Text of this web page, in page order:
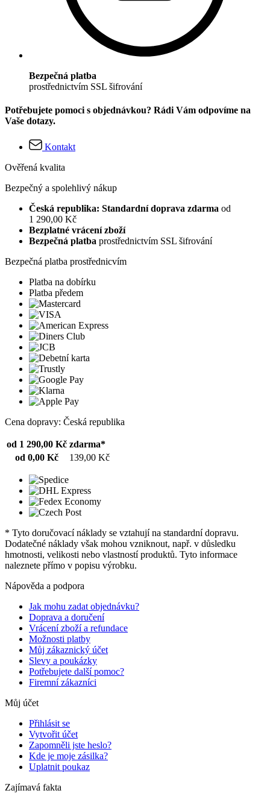
Bezpečná platba
prostřednictvím SSL šifrování
Potřebujete pomoci s objednávkou? Rádi Vám odpovíme na
Vaše dotazy.
Kontakt
Ověřená kvalita
Bezpečný a spolehlivý nákup
Česká republika: Standardní doprava zdarma od
1 290,00 Kč
Bezplatné vrácení zboží
Bezpečná platba prostřednictvím SSL šifrování
Bezpečná platba prostřednicvím
Platba na dobírku
Platba předem
Cena dopravy: Česká republika
od 1 290,00 Kč zdarma*
od 0,00 Kč
139,00 Kč
* Tyto doručovací náklady se vztahují na standardní dopravu.
Dodatečné náklady však mohou vzniknout, např. v důsledku
hmotnosti, velikosti nebo vlastností produktů. Tyto informace
naleznete přímo v popisu výrobku.
Nápověda a podpora
Jak mohu zadat objednávku?
Doprava a doručení
Vrácení zboží a refundace
Možnosti platby
Můj zákaznický účet
Slevy a poukázky
Potřebujete další pomoc?
Firemní zákazníci
Můj účet
Přihlásit se
Vytvořit účet
Zapomněli jste heslo?
Kde je moje zásilka?
Uplatnit poukaz
Zajímavá fakta